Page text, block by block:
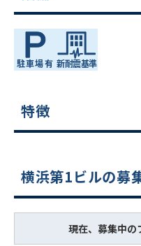
特徴
横浜第1ビルの募
現在、募集中の